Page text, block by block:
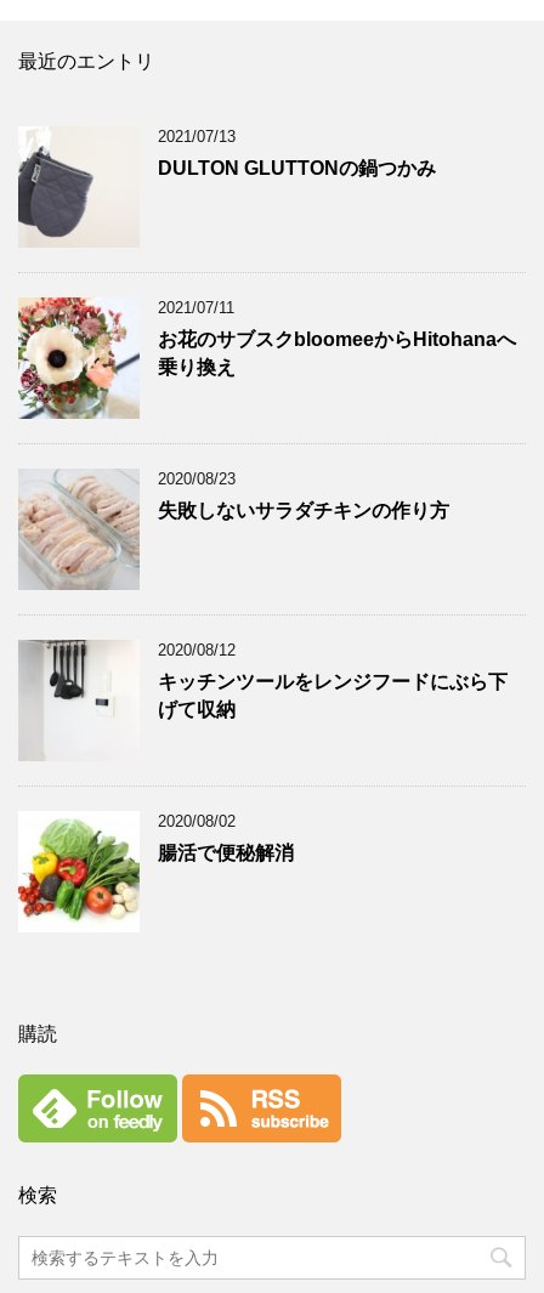
最近のエントリ
2021/07/13
DULTON GLUTTONの鍋つかみ
2021/07/11
お花のサブスクbloomeeからHitohanaへ
乗り換え
2020/08/23
失敗しないサラダチキンの作り方
2020/08/12
キッチンツールをレンジフードにぶら下
げて収納
2020/08/02
腸活で便秘解消
購読
検索